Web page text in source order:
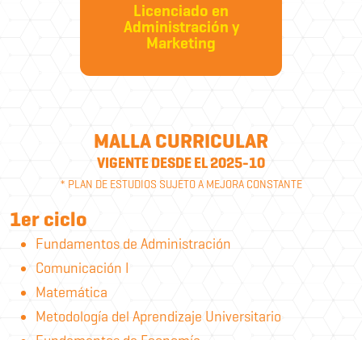
Licenciado en
Administración y
Marketing
MALLA CURRICULAR
VIGENTE DESDE EL 2025-10
* PLAN DE ESTUDIOS SUJETO A MEJORA CONSTANTE
1er ciclo
Fundamentos de Administración
Comunicación I
Matemática
Metodología del Aprendizaje Universitario